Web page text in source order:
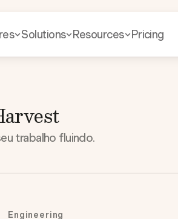
Solutions Resources Pricing
trabalho fluindo.
Engineering